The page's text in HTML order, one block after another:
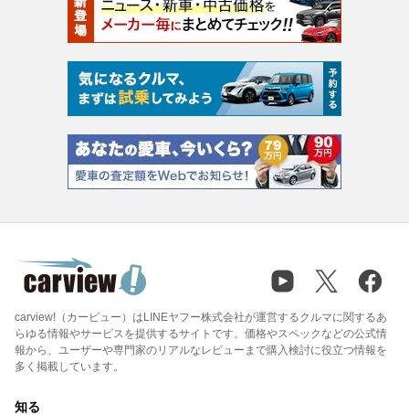
carview!（カービュー）はLINEヤフー株式会社が運営するクルマに関するあ
らゆる情報やサービスを提供するサイトです。価格やスペックなどの公式情
報から、ユーザーや専門家のリアルなレビューまで購入検討に役立つ情報を
多く掲載しています。
知る